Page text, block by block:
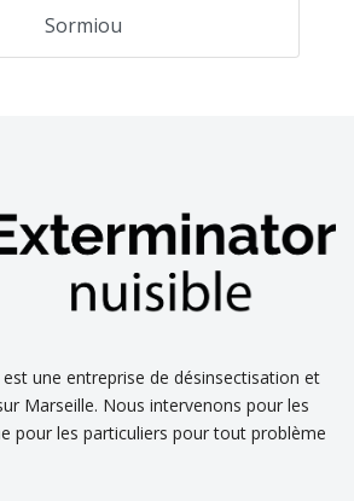
Sormiou
une entreprise de désinsectisation et
Marseille. Nous intervenons pour les
pour les particuliers pour tout problème